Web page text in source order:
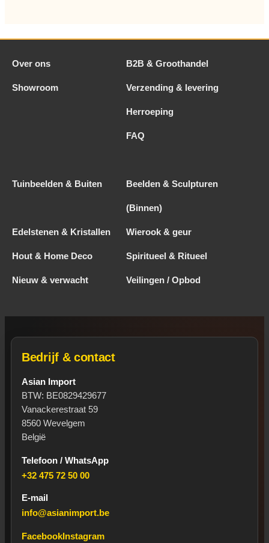
Over ons B2B & Groothandel
Showroom Verzending & levering
Herroeping
FAQ
Tuinbeelden & Buiten Beelden & Sculpturen
(Binnen)
Edelstenen & Kristallen Wierook & geur
Hout & Home Deco Spiritueel & Ritueel
Nieuw & verwacht Veilingen / Opbod
Bedrijf & contact
Asian Import
BTW: BE0829429677
Vanackerestraat 59
8560 Wevelgem
België
Telefoon / WhatsApp
+32 475 72 50 00
E-mail
info@asianimport.be
FacebookInstagram